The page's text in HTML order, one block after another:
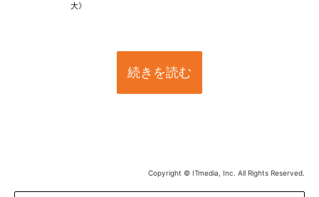
大》
続きを読む
Copyright © ITmedia, Inc. All Rights Reserved.